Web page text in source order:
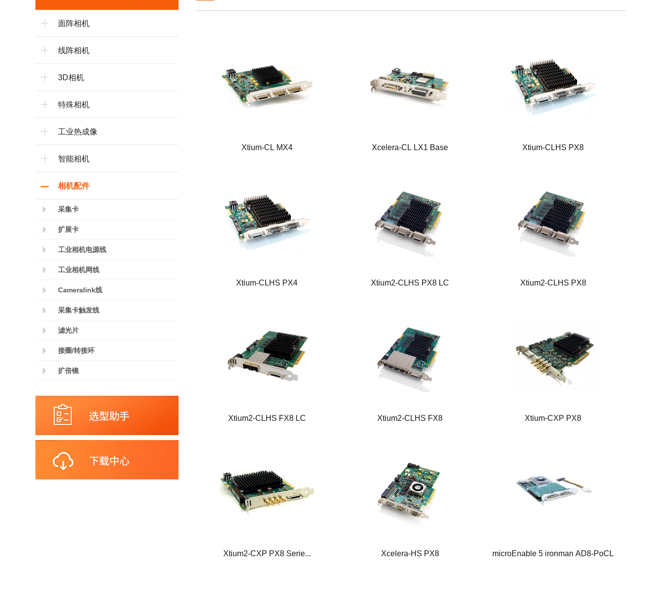
面阵相机
线阵相机
3D相机
特殊相机
工业热成像
智能相机
相机配件
采集卡
扩展卡
工业相机电源线
工业相机网线
Cameralink线
采集卡触发线
滤光片
接圈/转接环
扩倍镜
Xtium-CL MX4 Xcelera-CL LX1 Base Xtium-CLHS PX8
Xtium-CLHS PX4 Xtium2-CLHS PX8 LC Xtium2-CLHS PX8
Xtium2-CLHS FX8 LC Xtium2-CLHS FX8 Xtium-CXP PX8
Xtium2-CXP PX8 Serie... Xcelera-HS PX8 microEnable 5 ironman AD8-PoCL